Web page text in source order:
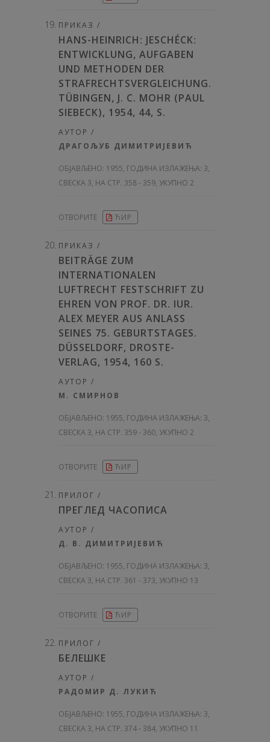
ПРИКАЗ /
HANS-HEINRICH: JESCHÉCK:
ENTWICKLUNG, AUFGABEN
UND METHODEN DER
STRAFRECHTSVERGLEICHUNG.
TÜBINGEN, J. C. MOHR (PAUL
SIEBECK), 1954, 44, S.
АУТОР /
ДРАГОЉУБ ДИМИТРИЈЕВИЋ
ОБЈАВЉЕНО: 1955, ГОДИНА ИЗЛАЖЕЊА: 3,
СВЕСКА 3, НА СТР. 358 - 359, УКУПНО 2
ОТВОРИТЕ ЋИР
ПРИКАЗ /
BEITRÄGE ZUM
INTERNATIONALEN
LUFTRECHT FESTSCHRIFT ZU
EHREN VON PROF. DR. IUR.
ALEX MEYER AUS ANLASS
SEINES 75. GEBURTSTAGES.
DÜSSELDORF, DROSTE-
VERLAG, 1954, 160 S.
АУТОР /
М. СМИРНОВ
ОБЈАВЉЕНО: 1955, ГОДИНА ИЗЛАЖЕЊА: 3,
СВЕСКА 3, НА СТР. 359 - 360, УКУПНО 2
ОТВОРИТЕ ЋИР
ПРИЛОГ /
ПРЕГЛЕД ЧАСОПИСА
АУТОР /
Д. В. ДИМИТРИЈЕВИЋ
ОБЈАВЉЕНО: 1955, ГОДИНА ИЗЛАЖЕЊА: 3,
СВЕСКА 3, НА СТР. 361 - 373, УКУПНО 13
ОТВОРИТЕ ЋИР
ПРИЛОГ /
БЕЛЕШКЕ
АУТОР /
РАДОМИР Д. ЛУКИЋ
ОБЈАВЉЕНО: 1955, ГОДИНА ИЗЛАЖЕЊА: 3,
СВЕСКА 3, НА СТР. 374 - 384, УКУПНО 11